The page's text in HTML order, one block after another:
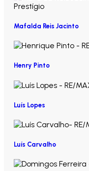
Mafalda Reis Jacinto
Henry Pinto
Luís Lopes
Luís Carvalho